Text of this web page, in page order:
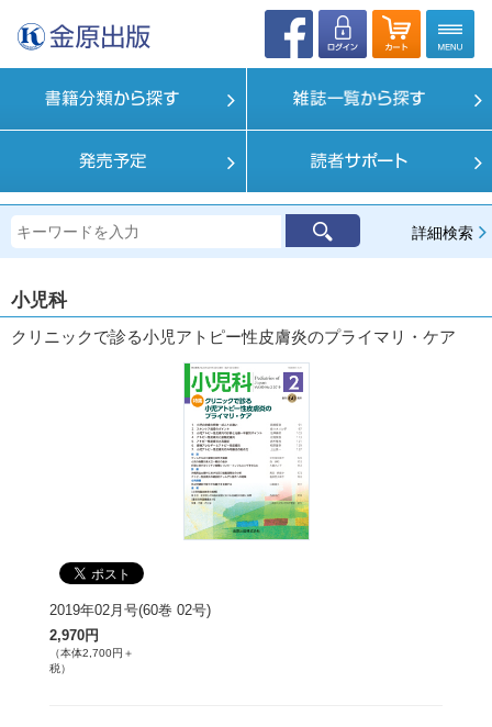
詳細検索
小児科
クリニックで診る小児アトピー性皮膚炎のプライマリ・ケア
2019年02月号(60巻 02号)
2,970円
（本体2,700円＋
税）